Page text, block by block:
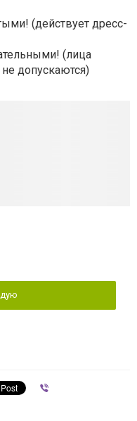
(действует дресс-
(лица
допускаются)